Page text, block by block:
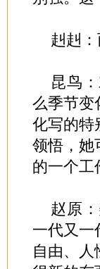
赳赳
昆鸟
么季节
化写的特
领悟，她
的一个工
赵原
一代又一
自由、